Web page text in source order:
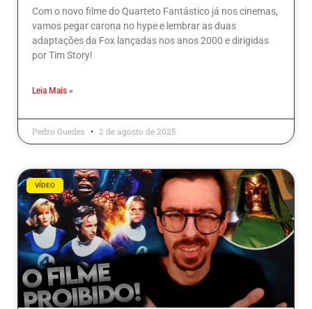
Com o novo filme do Quarteto Fantástico já nos cinemas,
vamos pegar carona no hype e lembrar as duas
adaptações da Fox lançadas nos anos 2000 e dirigidas
por Tim Story!
Leia Mais »
Pedro Guedes 2 de agosto de 2025
VÍDEO